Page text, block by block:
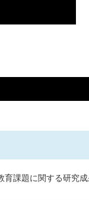
課題に関する研究